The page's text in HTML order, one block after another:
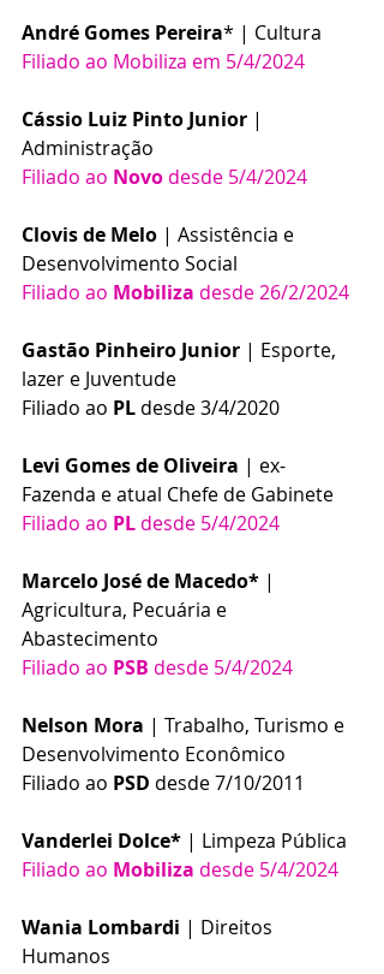
André Gomes Pereira* | Cultura
Filiado ao Mobiliza em 5/4/2024
Cássio Luiz Pinto Junior |
Administração
Filiado ao Novo desde 5/4/2024
Clovis de Melo | Assistência e
Desenvolvimento Social
Filiado ao Mobiliza desde 26/2/2024
Gastão Pinheiro Junior | Esporte,
lazer e Juventude
Filiado ao PL desde 3/4/2020
Levi Gomes de Oliveira | ex-
Fazenda e atual Chefe de Gabinete
Filiado ao PL desde 5/4/2024
Marcelo José de Macedo* |
Agricultura, Pecuária e
Abastecimento
Filiado ao PSB desde 5/4/2024
Nelson Mora | Trabalho, Turismo e
Desenvolvimento Econômico
Filiado ao PSD desde 7/10/2011
Vanderlei Dolce* | Limpeza Pública
Filiado ao Mobiliza desde 5/4/2024
Wania Lombardi | Direitos
Humanos